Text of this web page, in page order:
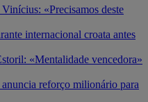
«Precisamos deste
internacional croata antes
«Mentalidade vencedora»
reforço milionário para